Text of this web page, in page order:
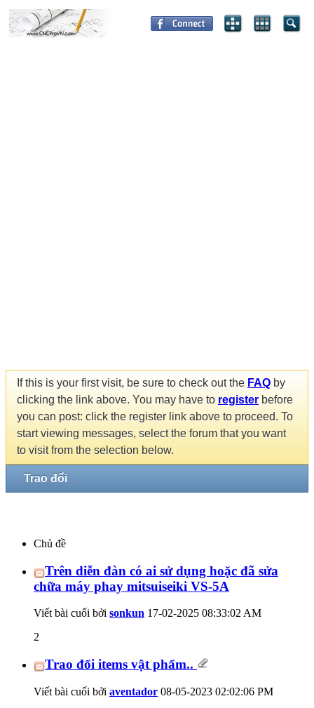
If this is your first visit, be sure to check out the FAQ by
clicking the link above. You may have to register before
you can post: click the register link above to proceed. To
start viewing messages, select the forum that you want
to visit from the selection below.
Trao đổi
Chủ đề
Trên diễn đàn có ai sử dụng hoặc đã sửa
chữa máy phay mitsuiseiki VS-5A
Viết bài cuối bởi sonkun 17-02-2025 08:33:02 AM
2
Trao đổi items vật phẩm..
Viết bài cuối bởi aventador 08-05-2023 02:02:06 PM